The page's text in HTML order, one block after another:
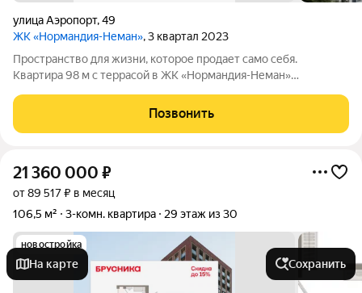
улица Аэропорт,49
ЖК «Нормандия-Неман», 3 квартал 2023
Пространство для жизни, которое продает само себя.
Квартира 98 м с террасой в ЖК «Нормандия-Неман»
выходите на собственную террасу площадью 10 квадратных
Позвонить
21 360 000 ₽
от 89 517 ₽ в месяц
106,5 м²
3-комн. квартира 29 этаж из 30
новостройка
На карте Сохранить